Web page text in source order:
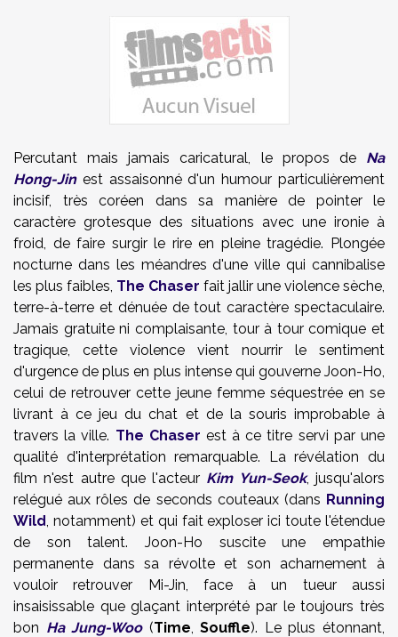
Percutant mais jamais caricatural, le propos de Na
Hong-Jinest assaisonné d'un humour particulièrement
incisif, très coréen dans sa manière de pointer le
caractère grotesque des situations avec une ironie à
froid, de faire surgir le rire en pleine tragédie. Plongée
nocturne dans les méandres d'une ville qui cannibalise
les plus faibles, The Chaser fait jallir une violence sèche,
terre-à-terre et dénuée de tout caractère spectaculaire.
Jamais gratuite ni complaisante, tour à tour comique et
tragique, cette violence vient nourrir le sentiment
d'urgence de plus en plus intense qui gouverne Joon-Ho,
celui de retrouver cette jeune femme séquestrée en se
livrant à ce jeu du chat et de la souris improbable à
travers la ville. The Chaser est à ce titre servi par une
qualité d'interprétation remarquable. La révélation du
film n'est autre que l'acteur Kim Yun-Seok, jusqu'alors
relégué aux rôles de seconds couteaux (dans Running
Wild, notamment) et qui fait exploser ici toute l'étendue
de son talent. Joon-Ho suscite une empathie
permanente dans sa révolte et son acharnement à
vouloir retrouver Mi-Jin, face à un tueur aussi
insaisissable que glaçant interprété par le toujours très
bon Ha Jung-Woo(Time,Souffle). Le plus étonnant,